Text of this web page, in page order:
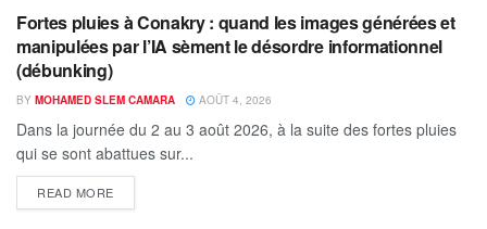
Fortes pluies à Conakry : quand les images générées et
manipulées par l’IA sèment le désordre informationnel
(débunking)
BY MOHAMED SLEM CAMARA AOÛT 4, 2026
Dans la journée du 2 au 3 août 2026, à la suite des fortes pluies
qui se sont abattues sur...
READ MORE